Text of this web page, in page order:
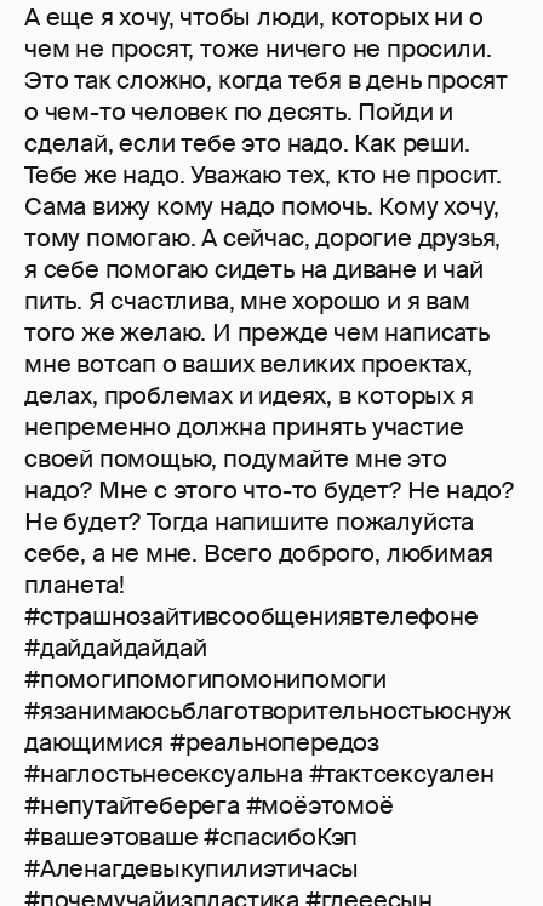
А еще я хочу, чтобы люди, которых ни о
чем не просят, тоже ничего не просили.
Это так сложно, когда тебя в день просят
о чем-то человек по десять. Пойди и
сделай, если тебе это надо. Как реши.
Тебе же надо. Уважаю тех, кто не просит.
Сама вижу кому надо помочь. Кому хочу,
тому помогаю. А сейчас, дорогие друзья,
я себе помогаю сидеть на диване и чай
пить. Я счастлива, мне хорошо и я вам
того же желаю. И прежде чем написать
мне вотсап о ваших великих проектах,
делах, проблемах и идеях, в которых я
непременно должна принять участие
своей помощью, подумайте мне это
надо? Мне с этого что-то будет? Не надо?
Не будет? Тогда напишите пожалуйста
себе, а не мне. Всего доброго, любимая
планета!
#страшнозайтивсообщениявтелефоне
#дайдайдайдай
#помогипомогипомонипомоги
#язанимаюсьблаготворительностьюснуж
дающимися #реальнопередоз
#наглостьнесексуальна #тактсексуален
#непутайтеберега #моёэтомоё
#вашеэтоваше #спасибоКэп
#Аленагдевыкупилиэтичасы